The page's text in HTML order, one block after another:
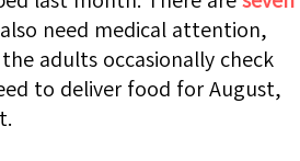
need medical attention,
adults occasionally check
to deliver food for August,